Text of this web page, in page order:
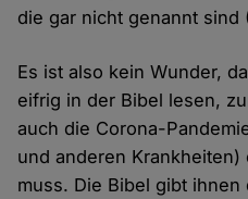
die gar nicht genannt sind
Es ist also kein Wunder,
eifrig in der Bibel lesen,
auch die Corona-
und anderen
muss. Die Bibel gibt